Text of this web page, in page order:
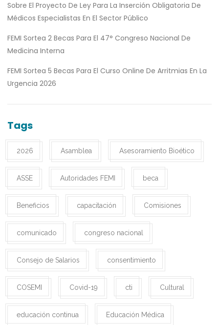
Sobre El Proyecto De Ley Para La Inserción Obligatoria De
Médicos Especialistas En El Sector Público
FEMI Sortea 2 Becas Para El 47° Congreso Nacional De
Medicina Interna
FEMI Sortea 5 Becas Para El Curso Online De Arritmias En La
Urgencia 2026
Tags
2026 Asamblea Asesoramiento Bioético
ASSE Autoridades FEMI beca
Beneficios capacitación Comisiones
comunicado congreso nacional
Consejo de Salarios consentimiento
COSEMI Covid-19 cti Cultural
educación continua Educación Médica